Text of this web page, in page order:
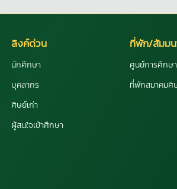
ลิงค์ด่วน
นักศึกษา
บุคลากร
ศิษย์เก่า
ผู้สนใจเข้าศึกษา
ที่พัก/สัมม
ศูนย์การศึกษ
ที่พักสมาคมศิ